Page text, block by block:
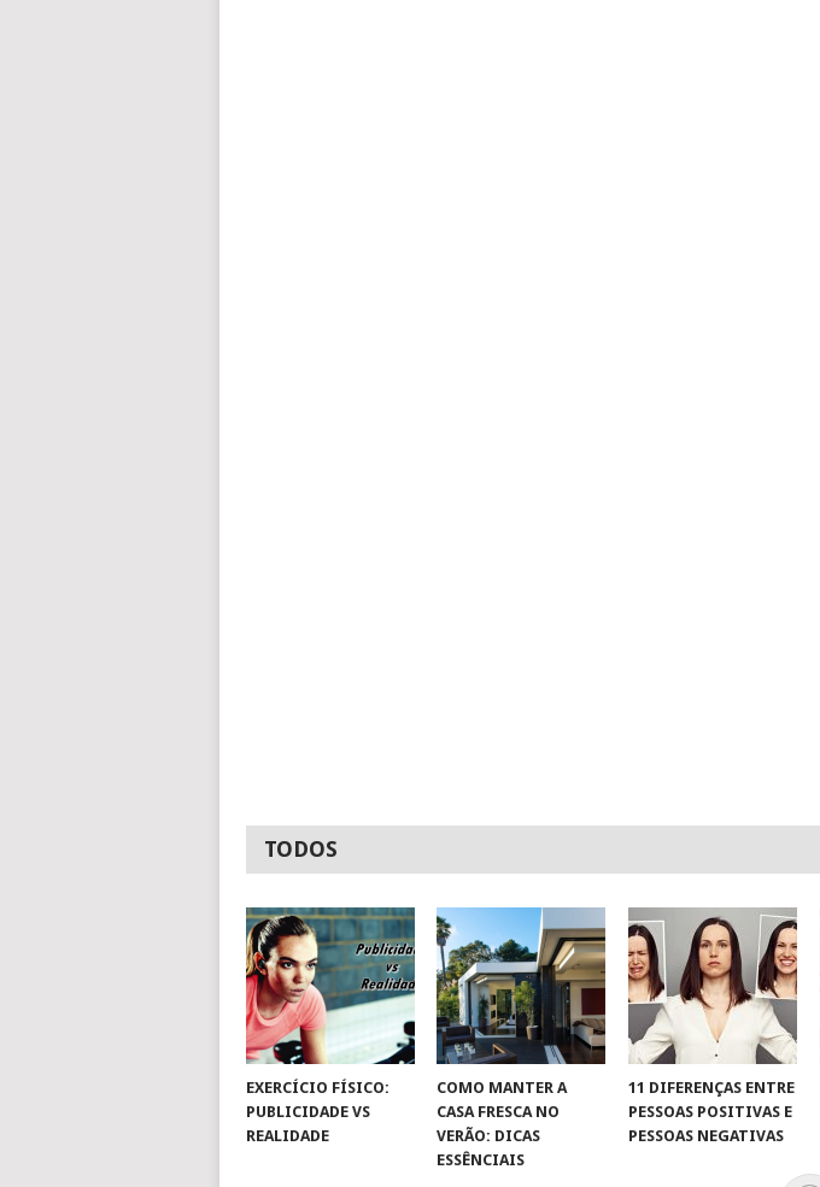
TODOS
EXERCÍCIO FÍSICO:
PUBLICIDADE VS
REALIDADE
COMO MANTER A
CASA FRESCA NO
VERÃO: DICAS
ESSÊNCIAIS
11 DIFERENÇAS ENTRE
PESSOAS POSITIVAS E
PESSOAS NEGATIVAS